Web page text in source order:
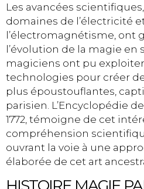
Les avancées
domaines de l’électricité
l’électromagnétisme, ont
l’évolution de la magie en
magiciens ont pu
technologies pour créer
plus époustouflantes,
parisien. L’Encyclopédie
1772, témoigne de cet
compréhension
ouvrant la voie à une
élaborée de cet art
HISTOIRE MAGIE